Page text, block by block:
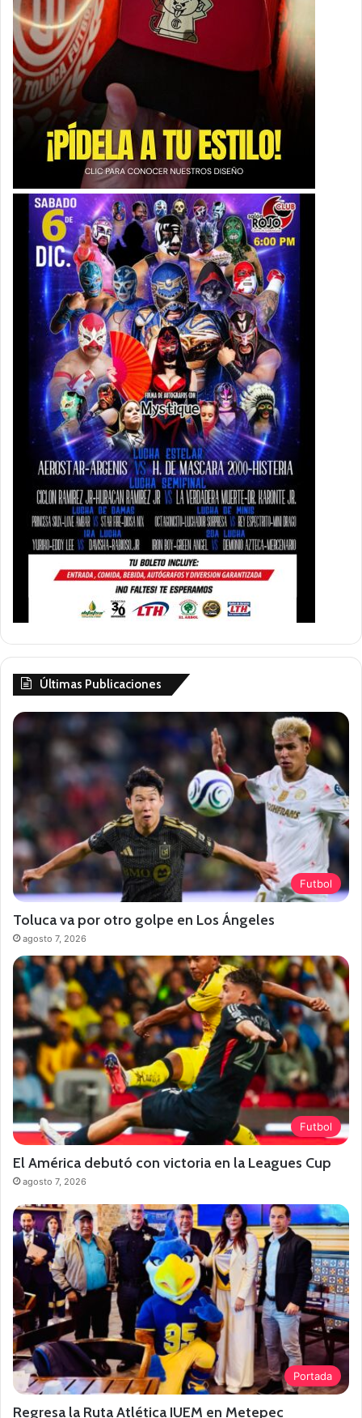
Últimas Publicaciones
Futbol
Toluca va por otro golpe en Los Ángeles
agosto 7, 2026
Futbol
El América debutó con victoria en la Leagues Cup
agosto 7, 2026
Portada
Regresa la Ruta Atlética IUEM en Metepec